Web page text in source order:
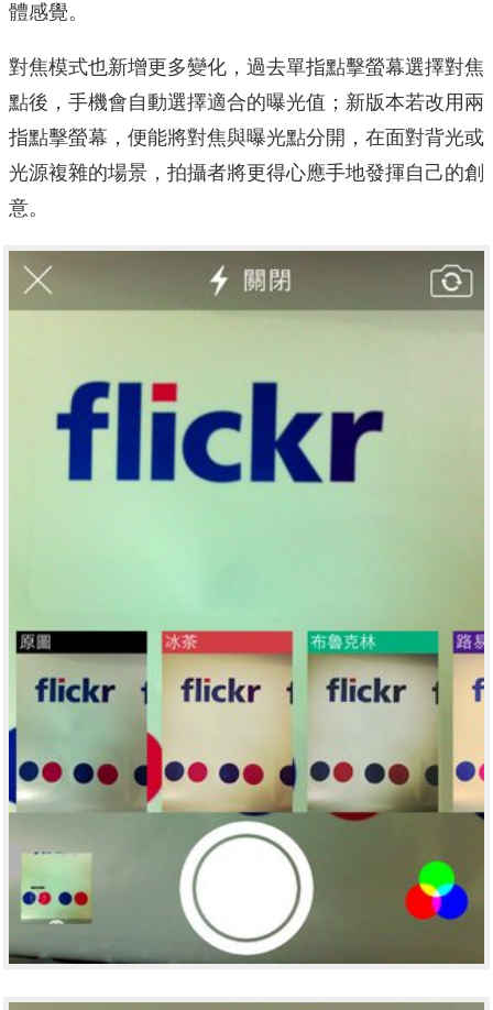
體感覺。
對焦模式也新增更多變化，過去單指點擊螢幕選擇對焦
點後，手機會自動選擇適合的曝光值；新版本若改用兩
指點擊螢幕，便能將對焦與曝光點分開，在面對背光或
光源複雜的場景，拍攝者將更得心應手地發揮自己的創
意。